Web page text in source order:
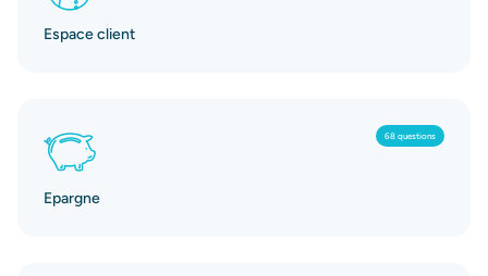
Espace client
68 questions
Epargne